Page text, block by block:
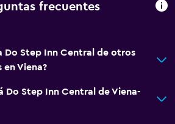
(botanas)
noble
frecuentes
Do Step Inn Central de otros
en Viena?
Do Step Inn Central de Viena-